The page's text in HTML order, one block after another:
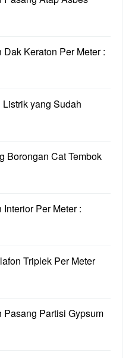
Keraton Per Meter :
yang Sudah
Borongan Cat Tembok
Per Meter :
Triplek Per Meter
Pasang Partisi Gypsum